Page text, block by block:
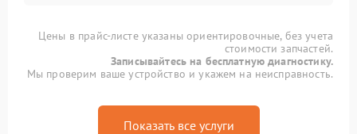
Цены в прайс-листе указаны ориентировочные, без учета
стоимости запчастей.
Записывайтесь на бесплатную диагностику.
Мы проверим ваше устройство и укажем на неисправность.
Показать все услуги